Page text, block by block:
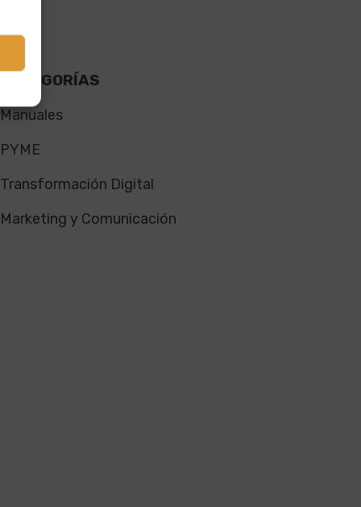
CATEGORÍAS
Manuales
PYME
Transformación Digital
Marketing y Comunicación